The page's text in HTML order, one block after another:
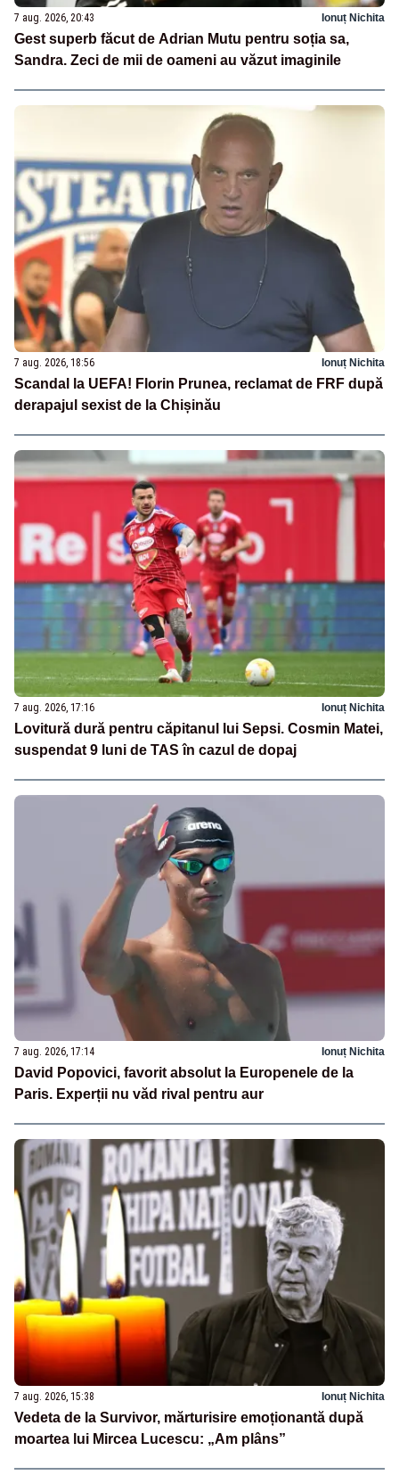
7 aug. 2026, 20:43 Ionuț Nichita
Gest superb făcut de Adrian Mutu pentru soția sa,
Sandra. Zeci de mii de oameni au văzut imaginile
7 aug. 2026, 18:56 Ionuț Nichita
Scandal la UEFA! Florin Prunea, reclamat de FRF după
derapajul sexist de la Chișinău
7 aug. 2026, 17:16 Ionuț Nichita
Lovitură dură pentru căpitanul lui Sepsi. Cosmin Matei,
suspendat 9 luni de TAS în cazul de dopaj
7 aug. 2026, 17:14 Ionuț Nichita
David Popovici, favorit absolut la Europenele de la
Paris. Experții nu văd rival pentru aur
7 aug. 2026, 15:38 Ionuț Nichita
Vedeta de la Survivor, mărturisire emoționantă după
moartea lui Mircea Lucescu: „Am plâns”